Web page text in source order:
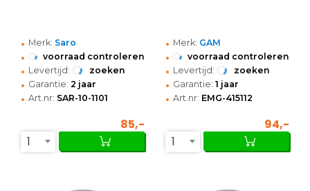
• Merk: Saro
• voorraad controleren
• Levertijd: zoeken
• Garantie: 2 jaar
• Art.nr: SAR-10-1101
85,-
1
• Merk: GAM
• voorraad controleren
• Levertijd: zoeken
• Garantie: 1 jaar
• Art.nr: EMG-415112
94,-
1